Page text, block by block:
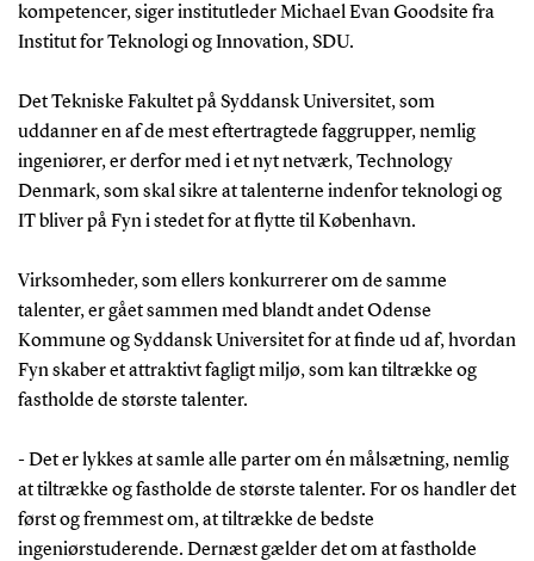
kompetencer, siger institutleder Michael Evan Goodsite fra
Institut for Teknologi og Innovation, SDU.
Det Tekniske Fakultet på Syddansk Universitet, som
uddanner en af de mest eftertragtede faggrupper, nemlig
ingeniører, er derfor med i et nyt netværk, Technology
Denmark, som skal sikre at talenterne indenfor teknologi og
IT bliver på Fyn i stedet for at flytte til København.
Virksomheder, som ellers konkurrerer om de samme
talenter, er gået sammen med blandt andet Odense
Kommune og Syddansk Universitet for at finde ud af, hvordan
Fyn skaber et attraktivt fagligt miljø, som kan tiltrække og
fastholde de største talenter.
- Det er lykkes at samle alle parter om én målsætning, nemlig
at tiltrække og fastholde de største talenter. For os handler det
først og fremmest om, at tiltrække de bedste
ingeniørstuderende. Dernæst gælder det om at fastholde